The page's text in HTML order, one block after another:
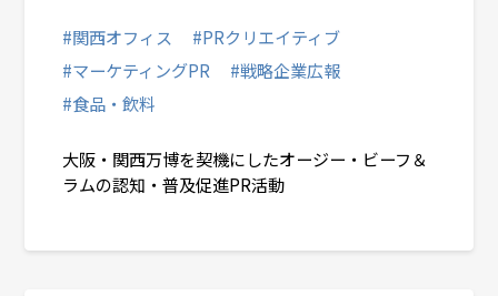
大阪・関西万博を契機にしたオージー・ビーフ＆
ラムの認知・普及促進PR活動
#関西オフィス
#PRクリエイティブ
#マーケティングPR
#戦略企業広報
#食品・飲料